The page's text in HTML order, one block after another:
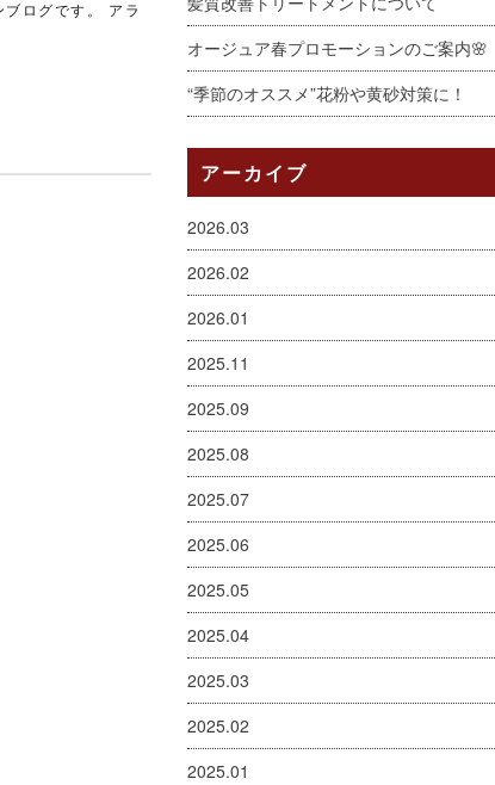
ログです。 アラ
オージュア春プロモーションのご案内🌸
“季節のオススメ”花粉や黄砂対策に！
アーカイブ
2026.03
2026.02
2026.01
2025.11
2025.09
2025.08
2025.07
2025.06
2025.05
2025.04
2025.03
2025.02
2025.01